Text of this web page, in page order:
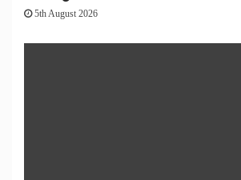
5th August 2026